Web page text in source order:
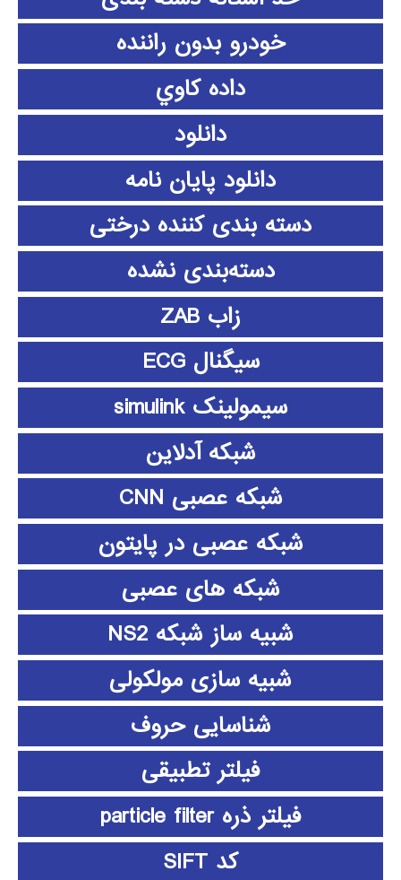
خودرو بدون راننده
داده كاوي
دانلود
دانلود پايان نامه
دسته بندی کننده درختی
دسته‌بندی نشده
زاب ZAB
سیگنال ECG
سیمولینک simulink
شبکه آدلاین
شبکه عصبی CNN
شبکه عصبی در پایتون
شبکه های عصبی
شبیه ساز شبکه NS2
شبیه سازی مولکولی
شناسایی حروف
فیلتر تطبیقی
فیلتر ذره particle filter
کد SIFT